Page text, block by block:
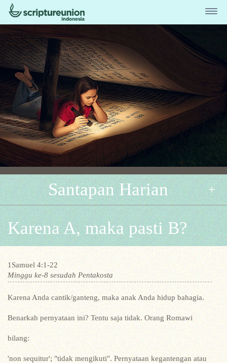
Santapan Harian
Karena A, maka pasti B?
1Samuel 4:1-22
Minggu ke-8 sesudah Pentakosta
Karena Anda cantik/ganteng, maka anak Anda hidup bahagia.
Benarkah pernyataan ini? Tentu saja tidak. Orang Romawi
bilang:
'non sequitur'; "tidak mengikuti". Pernyataan kegantengan atau